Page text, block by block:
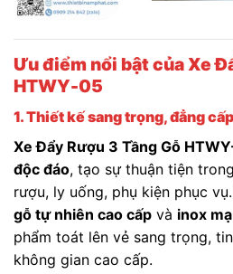
Ưu điểm nổi bật của Xe
HTWY-05
1. Thiết kế sang trọng, đẳng cấp
Xe Đẩy Rượu 3 Tầng Gỗ
độc đáo, tạo sự thuận tiện
rượu, ly uống, phụ kiện phục
gỗ tự nhiên cao cấp và inox
phẩm toát lên vẻ sang trọng,
không gian cao cấp.